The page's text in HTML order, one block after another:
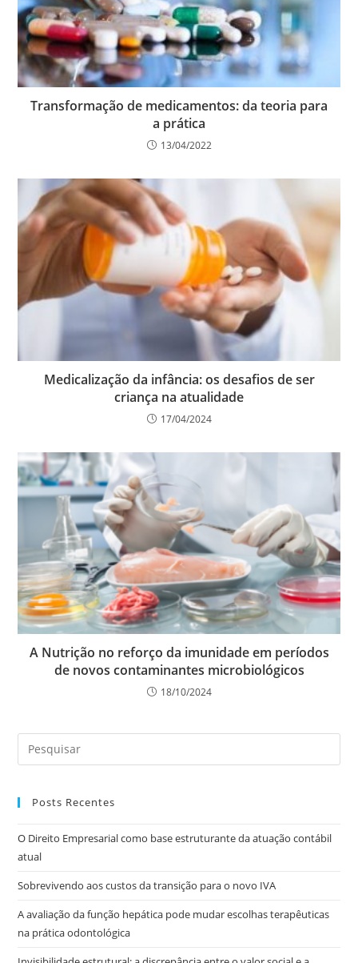
Transformação de medicamentos: da teoria para
a prática
13/04/2022
Medicalização da infância: os desafios de ser
criança na atualidade
17/04/2024
A Nutrição no reforço da imunidade em períodos
de novos contaminantes microbiológicos
18/10/2024
Posts Recentes
O Direito Empresarial como base estruturante da atuação contábil
atual
Sobrevivendo aos custos da transição para o novo IVA
A avaliação da função hepática pode mudar escolhas terapêuticas
na prática odontológica